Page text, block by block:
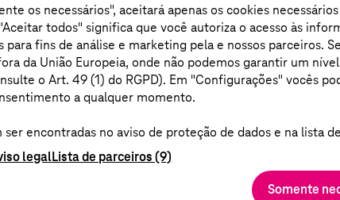
IA e
de
custos do data
SDA SE:
de um
da AWS
T-Systems
um aplicativo
os necessários", aceitará apenas os cookies
todos" significa que você autoriza o acesso às
para fins de análise e marketing pelae nossos parceiros.
da União Europeia, onde não podemos garantir um
o Art. 49 (1) do RGPD). Em "Configurações" vocês
a qualquer momento.
encontradas no aviso de proteção de dados e na lista
legalLista de parceiros (9)
Somente